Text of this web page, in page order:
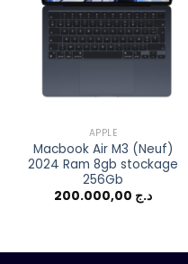
Add to
wishlist
APPLE
Macbook Air M3 (Neuf)
2024 Ram 8gb stockage
256Gb
د.ج